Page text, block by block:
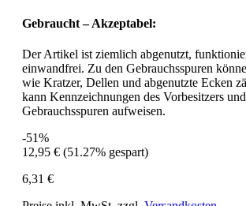
Gebraucht – Akzeptabel:
Der Artikel ist ziemlich abgenutzt,
einwandfrei. Zu den Gebrauchsspuren
wie Kratzer, Dellen und abgenutzte Ecken
kann Kennzeichnungen des Vorbesitzers
Gebrauchsspuren aufweisen.
-51%
12,95 € (51.27% gespart)
6,31 €